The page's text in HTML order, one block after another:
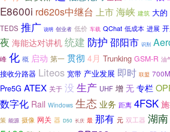
E8600i rd620s中继台 上市海峡 建筑 大的
TEDS 推广 说明 创业者 低价 车载 QChat 低成本 进展
夜 海能达对讲机 统建 防护 邵阳市 识别
峰 化 概 启动 第一 贯彻 4月 Trunking GSM-R 油
接收分路器 Liteos 宽带 产业发展 即时 联盟 700M
Pre5G ATEX 关于 没 生产 UHF 增 无 专栏
数字化 Rail Windows 生态 业务 距离 4FSK
策 能源 摄像 网关 器 D50 长庆 最 那有 元 双工器 湖南